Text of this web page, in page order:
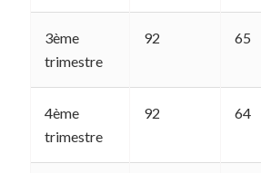
3ème
trimestre
92 65
4ème
trimestre
92 64